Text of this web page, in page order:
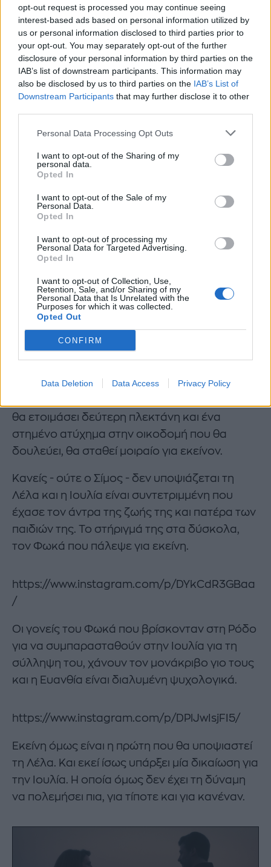
opt-out request is processed you may continue seeing
interest-based ads based on personal information utilized by
us or personal information disclosed to third parties prior to
your opt-out. You may separately opt-out of the further
disclosure of your personal information by third parties on the
IAB’s list of downstream participants. This information may
also be disclosed by us to third parties on the IAB’s List of
Downstream Participants that may further disclose it to other
Personal Data Processing Opt Outs
I want to opt-out of the Sharing of my
personal data.
Opted In
I want to opt-out of the Sale of my
Personal Data.
Opted In
I want to opt-out of processing my
Personal Data for Targeted Advertising.
Opted In
I want to opt-out of Collection, Use,
Retention, Sale, and/or Sharing of my
Personal Data that Is Unrelated with the
Purposes for which it was collected.
Opted Out
CONFIRM
Data Deletion Data Access Privacy Policy
Ο Φωκάς θα αφεθεί ελεύθερος,
στήσει η Λέλα για να προστατέψει τον
θα ετοιμάσει δεύτερη πλεκτάνη και ένα
στημένο ατύχημα στην οικοδομή που θα
δουλεύει, θα σταθεί μοιραίο για εκείνον.
Κανείς - ούτε ο Σίμος - δεν υποψιάζεται τη
Λέλα και η Ιουλία είναι συντετριμμένη που
έχασε τον άντρα της ζωής της και πατέρα των
παιδιών της. Το στήριγμά της στα δύσκολα,
τον Φωκά που πάλεψε για εκείνη.
https://www.instagram.com/p/DYkCdR3GBaa
/
Οι γονείς του Φωκά που βρίσκονταν στη Ρόδο
για να συμπαρασταθούν στην Ιουλία για τη
σύλληψη του, χάνουν τον μονάκριβο γιο τους
και η Ευανθία είναι διαλυμένη ψυχολογικά.
https://www.instagram.com/p/DPlJwIsjFI5/
Εκείνη όμως είναι η πρώτη που θα υποψιαστεί
τη Λέλα. Και εκεί ίσως υπάρξει μία δικαίωση για
την Ιουλία. Η οποία όμως δεν έχει τη δύναμη
να πολεμήσει πια, για τίποτε και για κανέναν.